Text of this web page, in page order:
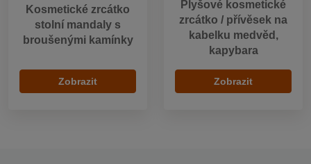
Kosmetické zrcátko
stolní mandaly s
broušenými kamínky
Zobrazit
Plyšové kosmetické
zrcátko / přívěsek na
kabelku medvěd,
kapybara
Zobrazit